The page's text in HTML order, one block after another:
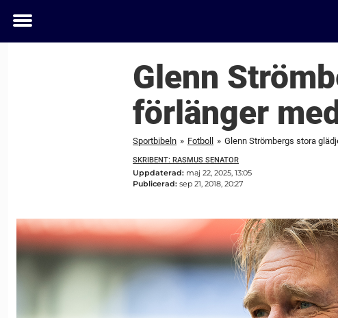
Toggle
Glenn
förlänger
Sportbibeln » Fotboll » Glenn Strömbergs stora
SKRIBENT: RASMUS SENATOR
Uppdaterad: maj 22, 2025, 13:05
Publicerad: sep 21, 2018, 20:27